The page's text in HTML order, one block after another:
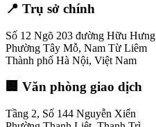
📍 Trụ sở chính
Số 12 Ngõ 203 đường Hữu Hưng
Phường Tây Mỗ, Nam Từ Liêm
Thành phố Hà Nội, Việt Nam
🏢 Văn phòng giao dịch
Tầng 2, Số 144 Nguyễn Xiển